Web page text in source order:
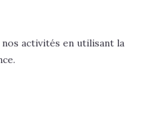
activités en utilisant la